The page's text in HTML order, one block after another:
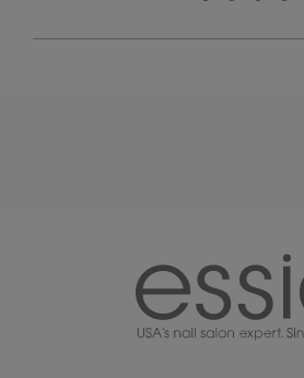
Μετάβαση σε
Μετάβαση